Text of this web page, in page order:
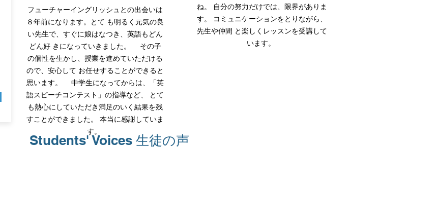
​Students' Voices 生徒の声
フューチャーイングリッシュとの出会いは
８年前になります。とて も明るく元気の良
い先生で、すぐに娘はなつき、英語もどん
どん好 きになっていきました。 その子
の個性を生かし、授業を進めていただける
ので、安心して お任せすることができると
思います。 中学生になってからは、「英
語スピーチコンテスト」の指導など、 とて
も熱心にしていただき満足のいく結果を残
すことができました。 本当に感謝していま
す。
ね。 自分の努力だけでは、限界がありま
す。 コミュニケーションをとりながら、
先生や仲間 と楽しくレッスンを受講して
います。